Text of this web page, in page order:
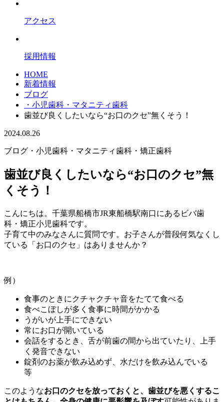
アクセス
採用情報
HOME
新着情報
ブログ
・小児歯科・マタニティ歯科
歯並び良くしたいなら“お口のクセ”無くそう！
2024.08.26
ブログ ・小児歯科・マタニティ歯科 ・矯正歯科
歯並び良くしたいなら“お口のクセ”無
くそう！
こんにちは。千葉県船橋市JR東船橋駅南口にあるビバ歯
科・矯正小児歯科です。
子育て中のみなさんに質問です。お子さんが普段何気なくし
ている「お口のクセ」はありませんか？
例）
食事のときにクチャクチャ音をたてて食べる
食べこぼしが多く食事に時間がかかる
うがいが上手にできない
常にお口が開いている
会話をするとき、舌が前歯の間から出ていたり、上手
く発音できない
錠剤のお薬が飲み込めず、水だけを飲み込んでいる
等
このようなお口のクセを放っておくと、歯並びを悪くするこ